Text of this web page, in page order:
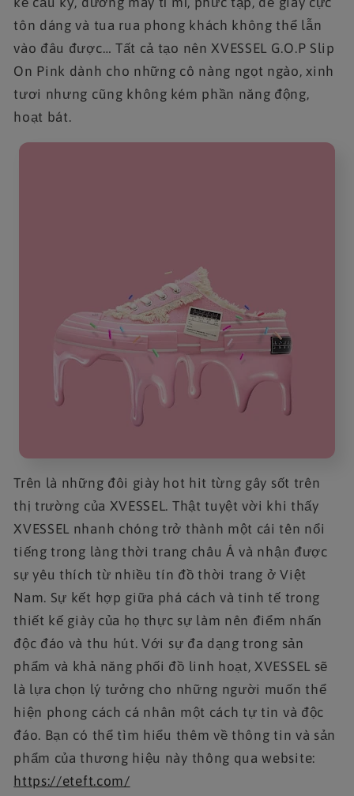
tôn dáng và tua rua phong khách không thể lẫn
vào đâu được… Tất cả tạo nên XVESSEL G.O.P Slip
On Pink dành cho những cô nàng ngọt ngào, xinh
tươi nhưng cũng không kém phần năng động,
hoạt bát.
Trên là những đôi giày hot hit từng gây sốt trên
thị trường của XVESSEL. Thật tuyệt vời khi thấy
XVESSEL nhanh chóng trở thành một cái tên nổi
tiếng trong làng thời trang châu Á và nhận được
sự yêu thích từ nhiều tín đồ thời trang ở Việt
Nam. Sự kết hợp giữa phá cách và tinh tế trong
thiết kế giày của họ thực sự làm nên điểm nhấn
độc đáo và thu hút. Với sự đa dạng trong sản
phẩm và khả năng phối đồ linh hoạt, XVESSEL sẽ
là lựa chọn lý tưởng cho những người muốn thể
hiện phong cách cá nhân một cách tự tin và độc
đáo. Bạn có thể tìm hiểu thêm về thông tin và sản
phẩm của thương hiệu này thông qua website:
https://eteft.com/